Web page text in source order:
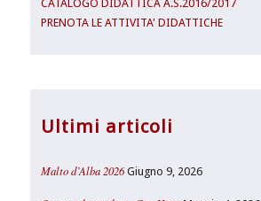
CATALOGO DIDATTICA A.S.2016/2017
PRENOTA LE ATTIVITA' DIDATTICHE
Ultimi articoli
Malto d’Alba 2026 Giugno 9, 2026